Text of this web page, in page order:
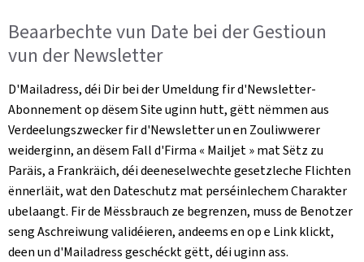
Beaarbechte vun Date bei der Gestioun
vun derNewsletter
D'Mailadress, déi Dir bei der Umeldung fir d'Newsletter-
Abonnement op dësem Site uginn hutt, gëtt nëmmen aus
Verdeelungszwecker fir d'Newsletterun en Zouliwwerer
weiderginn, an dësem Fall d'Firma « Mailjet» mat Sëtz zu
Paräis, a Frankräich, déi deeneselwechte gesetzleche Flichten
ënnerläit, wat den Dateschutz mat perséinlechem Charakter
ubelaangt. Fir de Mëssbrauch ze begrenzen, muss de Benotzer
seng Aschreiwung validéieren, andeems en op e Link klickt,
deen un d'Mailadress geschéckt gëtt, déi uginn ass.